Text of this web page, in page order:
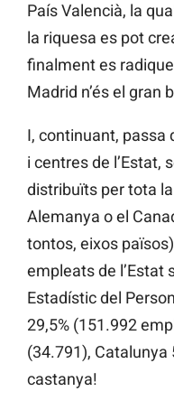
País Valencià, la
la riquesa es pot
finalment es
Madrid n’és el gran
I, continuant, passa
i centres de l’Estat,
distribuïts per tota
Alemanya o el
tontos, eixos
empleats de l’Estat
Estadístic del
29,5% (151.992
(34.791), Catalunya
castanya!